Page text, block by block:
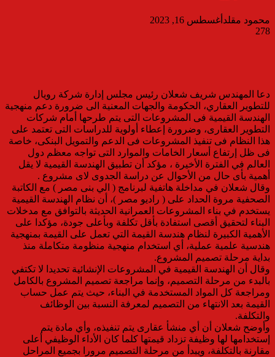
محمود مقلد أغسطس 16, 2023
278
دعا المهندس شريف شعلان رئيس مجلس إدارة شركة رويال
للتطوير العقاري، الحكومة والجهات المعنية الى ضرورة دعم منهجية
الهندسة القيمية فى المشروعات التى يتم طرحها أمام شركات
التطوير العقارى، وضرورة إعطاء أولوية للدراسات التى تعتمد على
هذا النظام فى تنفيذ المشروعات فى الدعم والتمويل البنكى، خاصة
فى ظل إرتفاع أسعار الخامات والموارد التى تواجه معظم دول
العالم في الفترة الأخيرة ، مؤكد أن تطبيق الهندسة القيمية لا يقل
أهمية بأى حال من الأحوال عن دراسة الجدوى لاى مشروع .
وقال شعلان في مداخلة هاتفية لبرنامج ( الي بنى مصر ) مع الكاتبة
الصحفية مروة الحداد على ( راديو مصر )، أن نظام الهندسة القيمية
يستخدم في بناء المشروعات العمرانية الحديثة بالتوافق مع مدخلات
البناء لتحقيق أقصى استفادة بأقل تكلفة وبأعلى جودة، مؤكدا على
الأهمية الكبيرة لنظام هندسة القيمة التي تعمل على القيمة بمنهجية
هندسية علمية عملية، أي استخدام منهجية منظومة متكاملة منذ
بداية مرحلة تصميم المشروع.
وقال أن الهندسة القيمية في المشروعات الإنشائية تحديدا لا تكتفي
بالبدء من مرحلة التصميم، وإنما مراجعة تصميم المشروع بالكامل
ومراجعة كل المواد المستخدمة في البناء، حيث يتم عمل حساب
القيمة بعد الانتهاء من التصميم لمعرفة النسبة بين الوظائف
والتكلفة.
وأوضح شعلان أن أي منشأ عقارى يتم تنفيذه، وأي مادة يتم
إستخدامها لها وظيفة تزداد قيمتها كلما كان الأداء الوظيفي أعلى
مقارنة بالتكلفة، ويبدأ من مرحلة التصميم مرورا بجميع المراحل